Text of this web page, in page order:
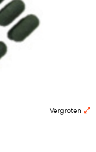
Vergroten